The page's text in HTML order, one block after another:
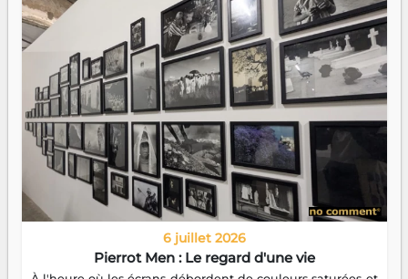
6 juillet 2026
Pierrot Men : Le regard d'une vie